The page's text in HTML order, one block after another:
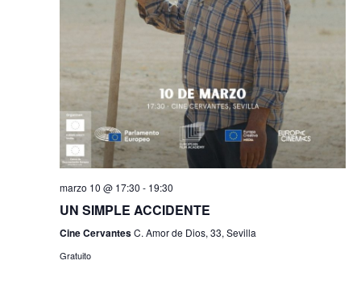
marzo 10 @ 17:30 - 19:30
UN SIMPLE ACCIDENTE
Cine CervantesC. Amor de Dios, 33, Sevilla
Gratuito